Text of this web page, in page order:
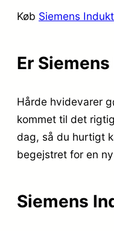
Køb Siemens
Er
Hårde hvidevarer
kommet til det
dag, så du hurtigt
begejstret for en
Siemens